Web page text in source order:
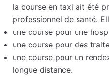
la course en taxi ait été
professionnel de santé.
une course pour une
une course pour des
une course pour un
longue distance.